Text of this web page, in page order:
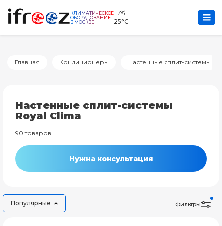
КЛИМАТИЧЕСКОЕ
ОБОРУДОВАНИЕ
В МОСКВЕ
⛅
25°C
Главная Кондиционеры Настенные сплит-системы
Настенные сплит-системы
Royal Clima
90 товаров
Нужна консультация
Популярные Фильтры